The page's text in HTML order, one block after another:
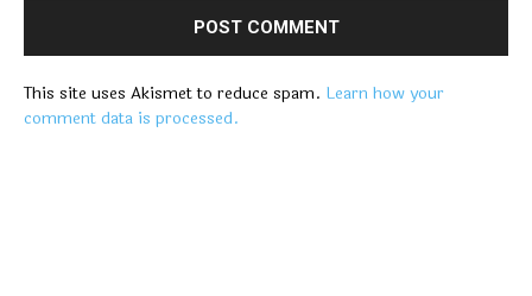
This site uses Akismet to reduce spam. Learn how your
comment data is processed.